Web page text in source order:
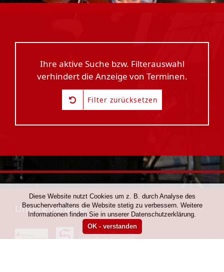
Ihre aktive Suche bzw. Filterauswahl
verhindert die Anzeige von Terminen.
Filter zurücksetzen
Unsere Förderer
Diese Website nutzt Cookies um z. B. durch Analyse des
Besucherverhaltens die Website stetig zu verbessern. Weitere
Informationen finden Sie in unserer Datenschutzerklärung.